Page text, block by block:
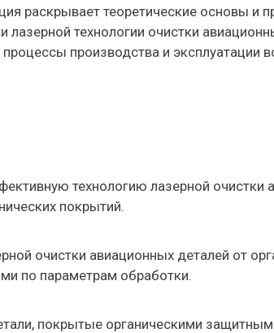
раскрывает теоретические основы и
лазерной технологии очистки
процессы производства и эксплуатации
технологию лазерной очистки
покрытий.
очистки авиационных деталей от
по параметрам обработки.
покрытые органическими